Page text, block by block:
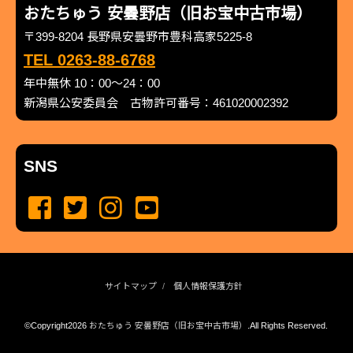
おたちゅう 安曇野店（旧お宝中古市場）
〒399-8204 長野県安曇野市豊科高家5225-8
TEL 0263-88-6768
年中無休 10：00～24：00
新潟県公安委員会 古物許可番号：461020002392
SNS
サイトマップ 個人情報保護方針
©Copyright2026 おたちゅう 安曇野店（旧お宝中古市場） .All Rights Reserved.